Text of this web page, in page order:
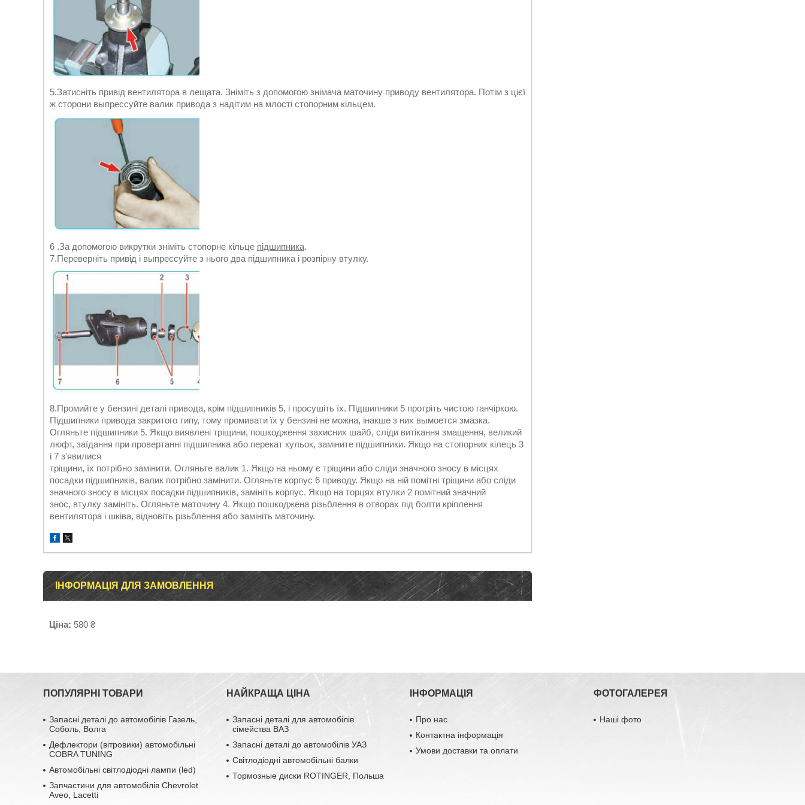
5.Затисніть привід вентилятора в лещата. Зніміть з допомогою знімача маточину приводу вентилятора. Потім з цієї
ж сторони выпрессуйте валик привода з надітим на млості стопорним кільцем.
6 .За допомогою викрутки зніміть стопорне кільце підшипника.
7.Переверніть привід і выпрессуйте з нього два підшипника і розпірну втулку.
8.Промийте у бензині деталі привода, крім підшипників 5, і просушіть їх. Підшипники 5 протріть чистою ганчіркою.
Підшипники привода закритого типу, тому промивати їх у бензині не можна, інакше з них вымоется змазка.
Огляньте підшипники 5. Якщо виявлені тріщини, пошкодження захисних шайб, сліди витікання змащення, великий
люфт, заїдання при провертанні підшипника або перекат кульок, заміните підшипники. Якщо на стопорних кілець 3
і 7 з'явилися
тріщини, їх потрібно замінити. Огляньте валик 1. Якщо на ньому є тріщини або сліди значного зносу в місцях
посадки підшипників, валик потрібно замінити. Огляньте корпус 6 приводу. Якщо на ній помітні тріщини або сліди
значного зносу в місцях посадки підшипників, замініть корпус. Якщо на торцях втулки 2 помітний значний
знос, втулку замініть. Огляньте маточину 4. Якщо пошкоджена різьблення в отворах під болти кріплення
вентилятора і шківа, відновіть різьблення або замініть маточину.
ІНФОРМАЦІЯ ДЛЯ ЗАМОВЛЕННЯ
Ціна: 580 ₴
ПОПУЛЯРНІ ТОВАРИ
Запасні деталі до автомобілів Газель,
Соболь, Волга
Дефлектори (вітровики) автомобільні
COBRA TUNING
Автомобільні світлодіодні лампи (led)
Запчастини для автомобілів Chevrolet
Aveo, Lacetti
НАЙКРАЩА ЦІНА
Запасні деталі для автомобілів
сімейства ВАЗ
Запасні деталі до автомобілів УАЗ
Світлодіодні автомобільні балки
Тормозные диски ROTINGER, Польша
ІНФОРМАЦІЯ
Про нас
Контактна інформація
Умови доставки та оплати
ФОТОГАЛЕРЕЯ
Наші фото